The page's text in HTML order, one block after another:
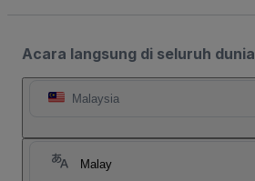
Acara langsung di seluruh dunia
Malaysia
Malay